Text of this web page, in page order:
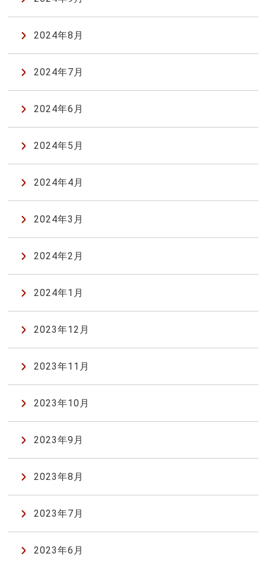
2024年8月
2024年7月
2024年6月
2024年5月
2024年4月
2024年3月
2024年2月
2024年1月
2023年12月
2023年11月
2023年10月
2023年9月
2023年8月
2023年7月
2023年6月